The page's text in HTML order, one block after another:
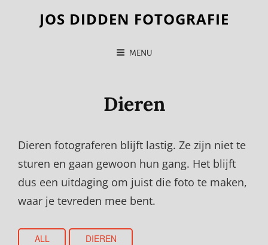
JOS DIDDEN FOTOGRAFIE
MENU
Dieren
Dieren fotograferen blijft lastig. Ze zijn niet te
sturen en gaan gewoon hun gang. Het blijft
dus een uitdaging om juist die foto te maken,
waar je tevreden mee bent.
ALL DIEREN